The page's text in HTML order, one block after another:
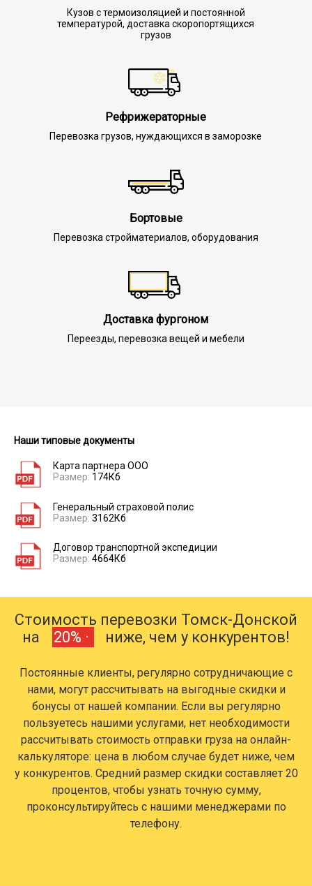
Кузов с термоизоляцией и постоянной
температурой, доставка скоропортящихся
грузов
Рефрижераторные
Перевозка грузов, нуждающихся в заморозке
Бортовые
Перевозка стройматериалов, оборудования
Доставка фургоном
Переезды, перевозка вещей и мебели
Наши типовые документы
Карта партнера ООО
Размер: 174Кб
Генеральный страховой полис
Размер: 3162Кб
Договор транспортной экспедиции
Размер: 4664Кб
Стоимость перевозки Томск-Донской
на
20% · ниже, чем у конкурентов!
Постоянные клиенты, регулярно сотрудничающие с
нами, могут рассчитывать на выгодные скидки и
бонусы от нашей компании. Если вы регулярно
пользуетесь нашими услугами, нет необходимости
рассчитывать стоимость отправки груза на онлайн-
калькуляторе: цена в любом случае будет ниже, чем
у конкурентов. Средний размер скидки составляет 20
процентов, чтобы узнать точную сумму,
проконсультируйтесь с нашими менеджерами по
телефону.